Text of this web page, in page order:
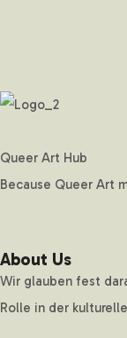
Queer Art Hub
Because Queer Art
About Us
Wir glauben fest
Rolle in der